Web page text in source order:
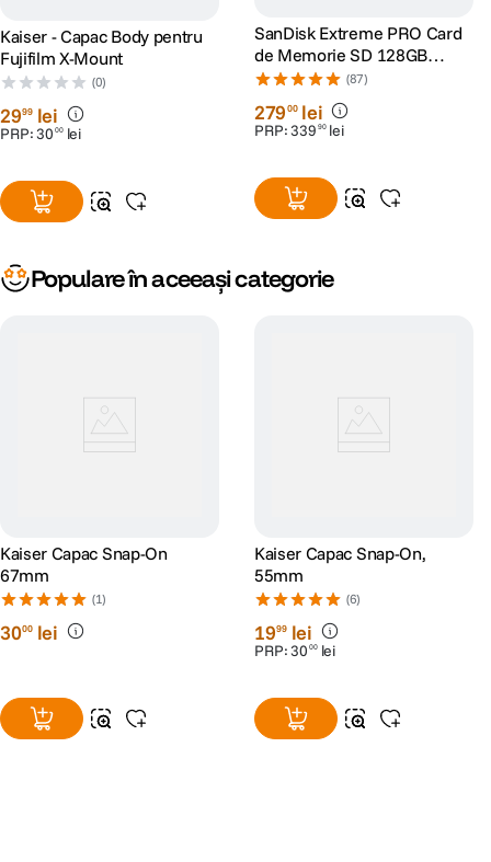
Kaiser - Capac Body pentru
Fujifilm X-Mount
(0)
2999 lei
PRP:30 00 lei
SanDisk Extreme PRO Card
de Memorie SD 128GB
SDXC UHS-I Class 10 U3 V30
+ 2 Ani RescuePRO Deluxe
(87)
27900 lei
PRP:339 90 lei
Populare în aceeași categorie
Kaiser Capac Snap-On
67mm
(1)
3000 lei
Kaiser Capac Snap-On,
55mm
(6)
1999 lei
PRP:30 00 lei